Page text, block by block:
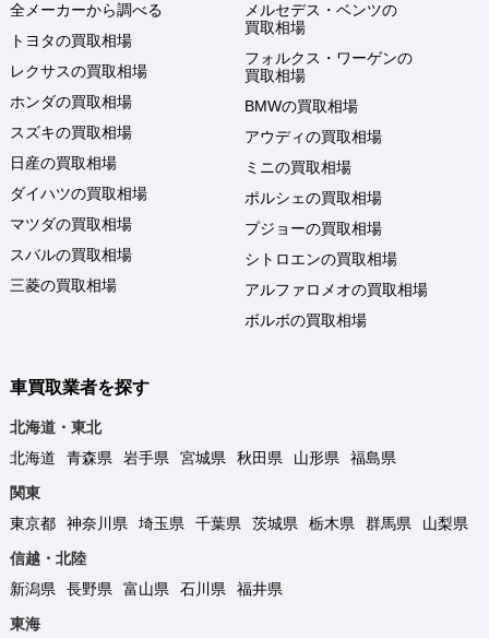
全メーカーから調べる
トヨタの買取相場
レクサスの買取相場
ホンダの買取相場
スズキの買取相場
日産の買取相場
ダイハツの買取相場
マツダの買取相場
スバルの買取相場
三菱の買取相場
メルセデス・ベンツの
買取相場
フォルクス・ワーゲンの
買取相場
BMWの買取相場
アウディの買取相場
ミニの買取相場
ポルシェの買取相場
プジョーの買取相場
シトロエンの買取相場
アルファロメオの買取相場
ボルボの買取相場
車買取業者を探す
北海道・東北
北海道
青森県 岩手県 宮城県 秋田県 山形県
福島県
関東
東京都
神奈川県 埼玉県 千葉県 茨城県 栃木県 群馬県
山梨県
信越・北陸
新潟県
長野県 富山県 石川県
福井県
東海